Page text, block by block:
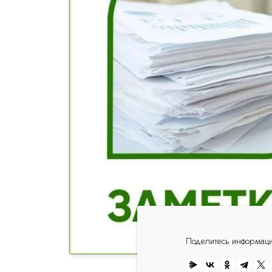
Поделитесь